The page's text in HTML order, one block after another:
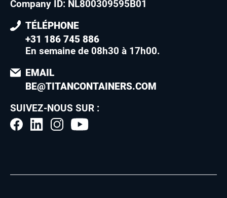
Company ID: NL800309595B01
TÉLÉPHONE
+31 186 745 886
En semaine de 08h30 à 17h00.
EMAIL
BE@TITANCONTAINERS.COM
SUIVEZ-NOUS SUR :